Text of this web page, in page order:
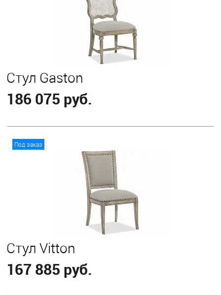
Стул Gaston
186 075 руб.
Под заказ
Стул Vitton
167 885 руб.